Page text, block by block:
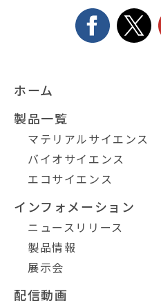
ホーム
製品一覧
マテリアルサイエンス
バイオサイエンス
エコサイエンス
インフォメーション
ニュースリリース
製品情報
展示会
配信動画